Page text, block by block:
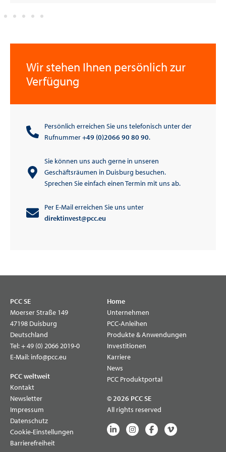
Wir stehen Ihnen persönlich zur
Verfügung
Persönlich erreichen Sie uns telefonisch unter der
Rufnummer+49 (0)2066 90 80 90.
Sie können uns auch gerne in unseren
Geschäftsräumen in Duisburg besuchen.
Sprechen Sie einfach einen Termin mit uns ab.
Per E-Mail erreichen Sie uns unter
direktinvest@pcc.eu
PCC SE
Moerser Straße 149
47198 Duisburg
Deutschland
Tel:+ 49 (0) 2066 2019-0
E-Mail: info@pcc.eu
PCC weltweit
Kontakt
Newsletter
Impressum
Datenschutz
Cookie-Einstellungen
Barrierefreiheit
Home
Unternehmen
PCC-Anleihen
Produkte & Anwendungen
Investitionen
Karriere
News
PCC Produktportal
© 2026 PCC SE
All rights reserved